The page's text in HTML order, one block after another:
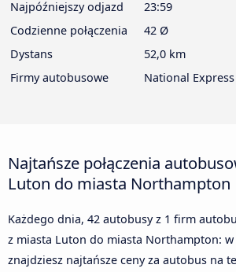
Najpóźniejszy odjazd
23:59
Codzienne połączenia
42 Ø
Dystans
52,0 km
Firmy autobusowe
National Express
Najtańsze połączenia
Luton do miasta Northampton
Każdego dnia, 42 autobusy z 1 firm
z miasta Luton do miasta Northampton:
znajdziesz najtańsze ceny za autobus na